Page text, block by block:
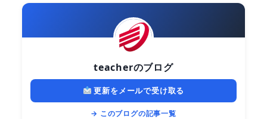
teacherのブログ
更新をメールで受け取る
→ このブログの記事一覧